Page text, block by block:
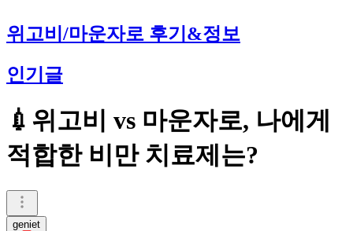
위고비/마운자로 후기&정보
인기글
💉위고비 vs 마운자로, 나에게
적합한 비만 치료제는?
geniet